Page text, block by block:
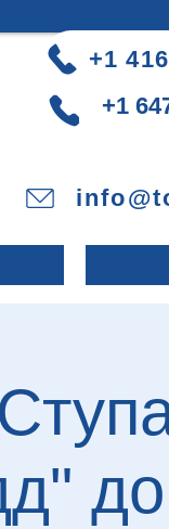
+1
+1